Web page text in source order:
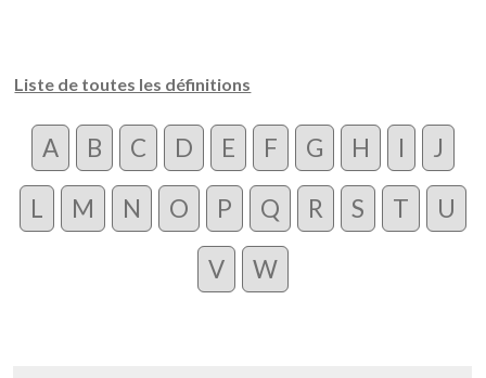
Liste de toutes les définitions
A B C D E F G H I J
L M N O P Q R S T U
V W